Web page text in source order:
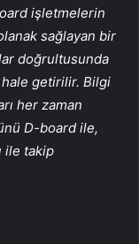
işletmelerin
sağlayan bir
doğrultusunda
getirilir. Bilgi
her zaman
D-board ile,
ile takip